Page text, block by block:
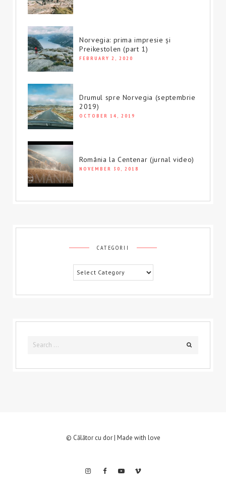
Norvegia: prima impresie și
Preikestolen (part 1)
FEBRUARY 2, 2020
Drumul spre Norvegia (septembrie
2019)
OCTOBER 14, 2019
România la Centenar (jurnal video)
NOVEMBER 30, 2018
CATEGORII
Categorii
Search
© Călător cu dor | Made with love